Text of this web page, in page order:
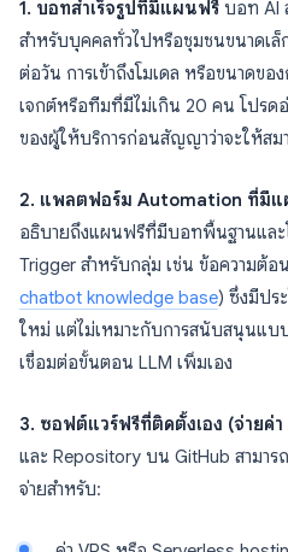
1. บอทสำเร็จรูปที่มีแผนฟรี บอท AI
สำหรับบุคคลทั่วไปหรือชุมชนขนาดเ
ต่อวัน การเข้าถึงโมเดล หรือขนาดข
เจกต์หรือทีมที่มีไม่เกิน 20 คน โปรด
ของผู้ให้บริการก่อนสัญญาว่าจะให้สม
2. แพลตฟอร์ม Automation ที่มี
อธิบายถึงแผนฟรีที่มีบอทพื้นฐานและ
Trigger สำหรับกลุ่ม เช่น ข้อความต้อ
chatbot knowledge base) ซึ่งมีปร
ใหม่ แต่ไม่เหมาะกับการสนับสนุนแบ
เชื่อมต่อขั้นตอน LLM เพิ่มเอง
3. ซอฟต์แวร์ฟรีที่ติดตั้งเอง (จ่ายค่า
และ Repository บน GitHub สามา
จ่ายสำหรับ: